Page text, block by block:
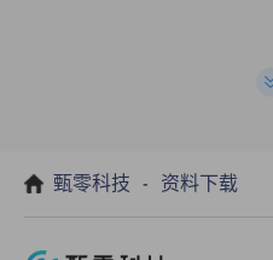
甄零科技 - 资料下载